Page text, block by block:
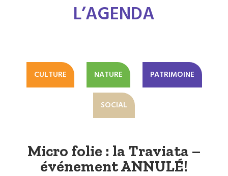
L’AGENDA
CULTURE NATURE PATRIMOINE
SOCIAL
Micro folie : la Traviata –
événement ANNULÉ!